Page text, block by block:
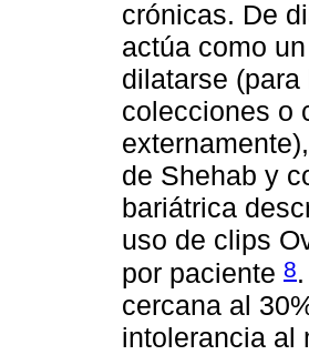
crónicas. De
actúa como
dilatarse
colecciones o
de Shehab y
bariátrica
uso de clips
por paciente 8
cercana al
intolerancia al